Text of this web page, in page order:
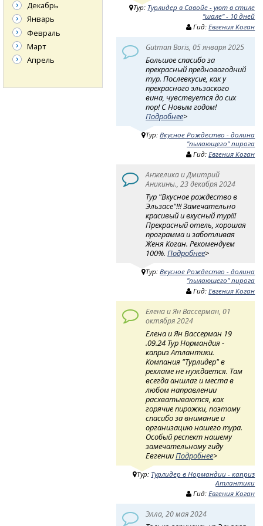
Тур: Турлидер в Савойе - уют в стиле
"шале" - 10 дней
Гид:Евгения Коган
Gutman Boris, 05 января 2025
Большое спасибо за
прекрасный предновогодний
тур. Послевкусие, как у
прекрасного эльзаского
вина, чувствуется до сих
пор! С Новым годом!
Подробнее>
Тур:Вкусное Рождество - долина
"пылающего" пирога
Гид:Евгения Коган
Анжелика и Дмитрий
Аникины., 23 декабря 2024
Тур "Вкусное рождество в
Эльзасе"!!! Замечательно
красивый и вкусный тур!!!
Прекрасный отель, хорошая
программа и заботливая
Женя Коган. Рекомендуем
100%.Подробнее>
Тур:Вкусное Рождество - долина
"пылающего" пирога
Гид:Евгения Коган
Елена и Ян Вассерман, 01
октября 2024
Елена и Ян Вассерман 19
.09.24 Тур Нормандия -
каприз Атлантики.
Компания "Турлидер" в
рекламе не нуждается. Там
всегда аншлаг и места в
любом направлении
расхватываются, как
горячие пирожки, поэтому
спасибо за внимание и
организацию нашего тура.
Особый респект нашему
замечательному гиду
ЕвгенииПодробнее>
Тур: Турлидер в Нормандии - каприз
Атлантики
Гид:Евгения Коган
Элла, 20 мая 2024
Декабрь
Январь
Февраль
Март
Апрель